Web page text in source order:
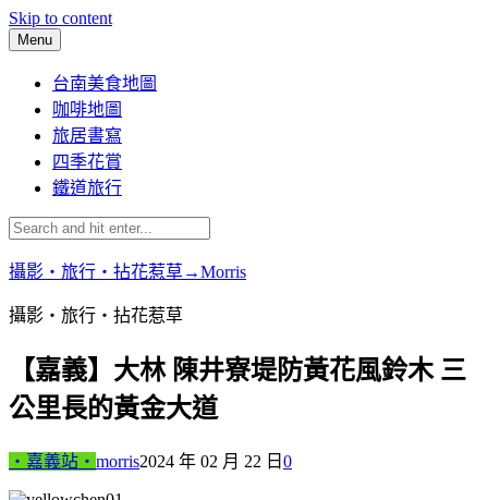
Skip to content
Menu
台南美食地圖
咖啡地圖
旅居書寫
四季花賞
鐵道旅行
攝影‧旅行‧拈花惹草→Morris
攝影‧旅行‧拈花惹草
【嘉義】大林 陳井寮堤防黃花風鈴木 三
公里長的黃金大道
‧嘉義站‧ morris2024 年 02 月 22 日 0